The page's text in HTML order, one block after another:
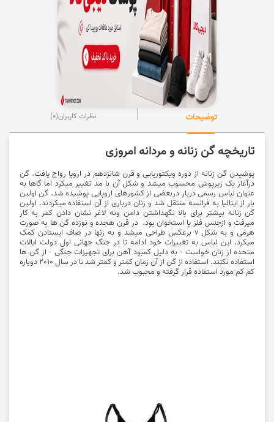
توضیحات نظرات کاربران(0)
تاریخچه گن زنانه و مردانه امروزی
پوشیدن گن زنانه از دوره ویکتوریایی و قرن شانزدهم در اروپا رواج یافت. گن
درآغاز یک زیرپوش محسوب میشد و شکل آن با مد تغییر میکرد اما گاها به
عنوان لباس رسمی دربار دربعضی از کشورهای اروپایی پوشیده شد. گن اولین
بار از ایتالیا به فرانسه منتقل شد و زنان درباری از آن استفاده میکردند. اولین
گن زنانه بیشتر برای بالا نگهداشتن دامن ونه لاغر نشان دادن کمر به کار
میرفت و ازجنس فلز یا استخوان بود. در قرن هجده و نوزده گن ها به صورت
هرمی و به شکل v برعکس طراحی میشد و به زنها در صاف ایستادن کمک
میکرد. این لباس به تغییرات خود ادامه تا در جنگ جهانی اول دولت ایالات
متحده از زنان خواست - به دلیل کمبود آهن برای تجهیزات جنگی - از گن ها
استفاده نکنند. استفاده از گن از آن زمان کمتر و کمتر شد تا در سال 2010 دوباره
کم کم مورد استفاده قرار گرفته و محبوب شد.